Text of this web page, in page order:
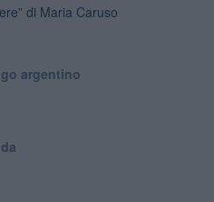
di Maria Caruso
argentino